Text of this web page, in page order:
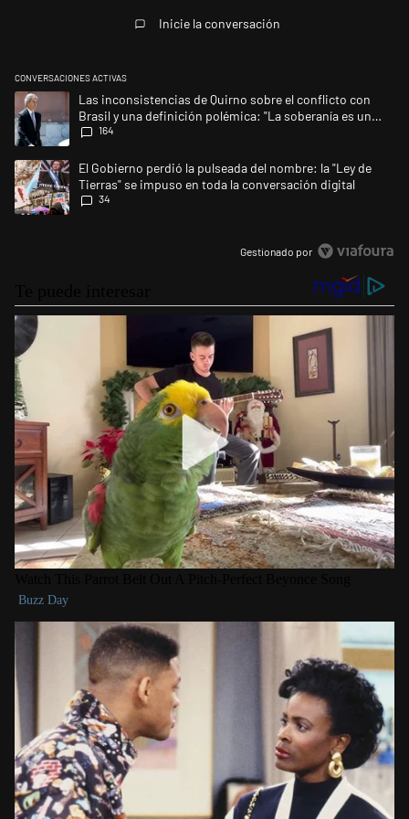
Inicie la conversación
CONVERSACIONES ACTIVAS
Este listado muestra los artículos con más comentarios en los últimos
Un artículo de tendencia con el título "Las inconsistencias de Quirno
Las inconsistencias de Quirno sobre el conflicto con
Brasil y una definición polémica: "La soberanía es un
concepto antiguo"
164
Un artículo de tendencia con el título "El Gobierno perdió la pulseada
El Gobierno perdió la pulseada del nombre: la "Ley de
Tierras" se impuso en toda la conversación digital
34
Gestionado por